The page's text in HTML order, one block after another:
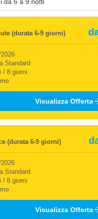
(durata 6-9 giorni)
Standard
/ 8 giorni
Visualizza Offerta
(durata 6-9 giorni)
Standard
/ 8 giorni
Visualizza Offerta